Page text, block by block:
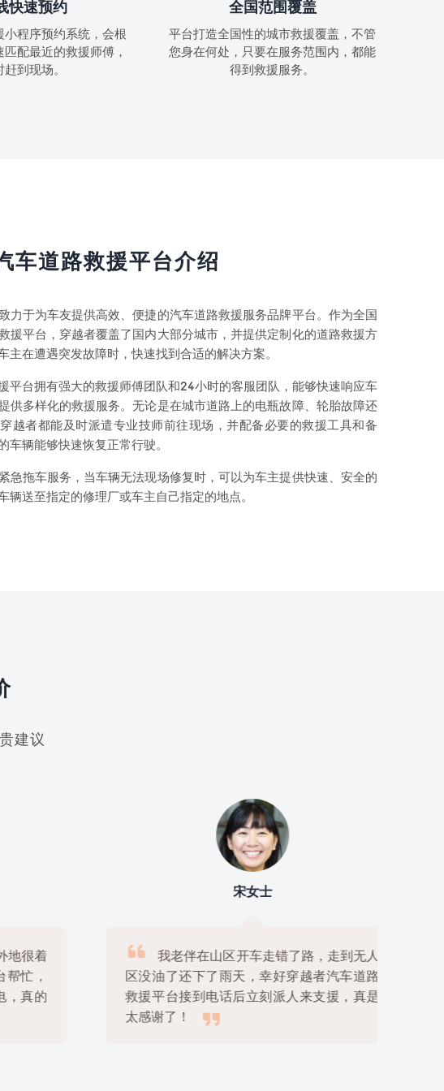
快速预约
小程序预约系统，会根
配最近的救援师傅，
赶到现场。
全国范围覆盖
平台打造全国性的城市救援覆盖，不管
您身在何处，只要在服务范围内，都能
得到救援服务。
车道路救援平台介绍
力于为车友提供高效、便捷的汽车道路救援服务品牌平台。作为全国
援平台，穿越者覆盖了国内大部分城市，并提供定制化的道路救援方
主在遭遇突发故障时，快速找到合适的解决方案。
平台拥有强大的救援师傅团队和24小时的客服团队，能够快速响应车
供多样化的救援服务。无论是在城市道路上的电瓶故障、轮胎故障还
越者都能及时派遣专业技师前往现场，并配备必要的救援工具和备
车辆能够快速恢复正常行驶。
急拖车服务，当车辆无法现场修复时，可以为车主提供快速、安全的
辆送至指定的修理厂或车主自己指定的地点。
建议
着
，
的
宋女士
我老伴在山区开车走错了路，走到无人
区没油了还下了雨天，幸好穿越者汽车道路
救援平台接到电话后立刻派人来支援，真是
太感谢了！
